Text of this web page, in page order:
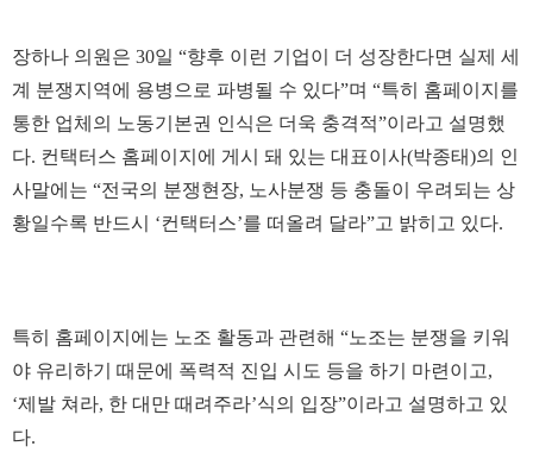
장하나 의원은 30일 “향후 이런 기업이 더 성장한다면 실제 세
계 분쟁지역에 용병으로 파병될 수 있다”며 “특히 홈페이지를
통한 업체의 노동기본권 인식은 더욱 충격적”이라고 설명했
다. 컨택터스 홈페이지에 게시 돼 있는 대표이사(박종태)의 인
사말에는 “전국의 분쟁현장, 노사분쟁 등 충돌이 우려되는 상
황일수록 반드시 ‘컨택터스’를 떠올려 달라”고 밝히고 있다.
특히 홈페이지에는 노조 활동과 관련해 “노조는 분쟁을 키워
야 유리하기 때문에 폭력적 진입 시도 등을 하기 마련이고,
‘제발 쳐라, 한 대만 때려주라’식의 입장”이라고 설명하고 있
다.